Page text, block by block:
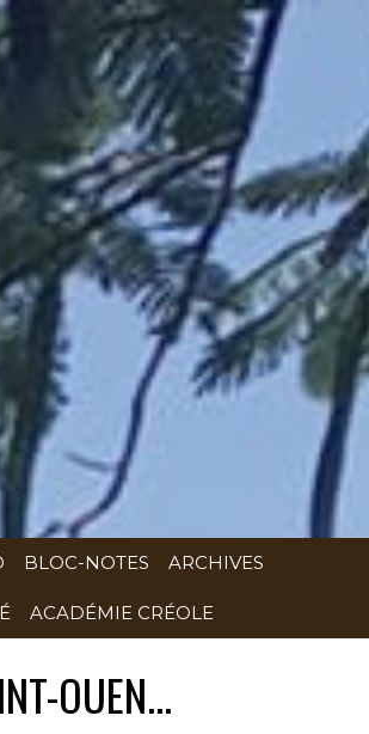
BLOC-NOTES ARCHIVES
ACADÉMIE CRÉOLE
OUEN...